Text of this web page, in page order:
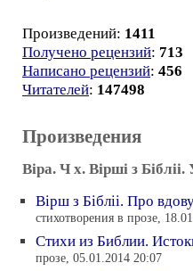
Произведений: 1411
Получено рецензий: 713
Написано рецензий: 456
Читателей: 147498
Произведения
Вiра. Ч х. Вiршi з Бiблii.
Вiрш з Бiблii. Про
стихотворения в прозе,
Стихи из Библии.
прозе, 05.01.2014 20:07